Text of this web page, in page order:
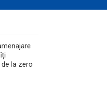
la zero